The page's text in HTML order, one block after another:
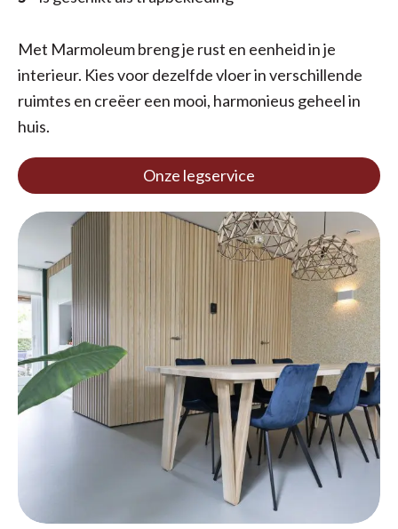
Met Marmoleum breng je rust en eenheid in je
interieur. Kies voor dezelfde vloer in verschillende
ruimtes en creëer een mooi, harmonieus geheel in
huis.
Onze legservice